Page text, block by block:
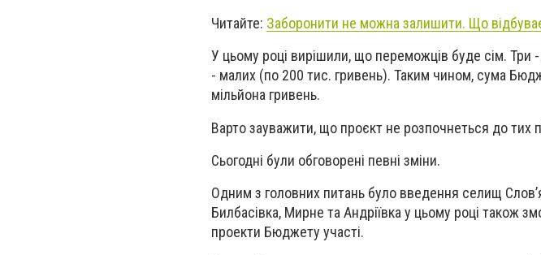
Читайте: Заборонити не можна залишити. Що
У цьому році вирішили, що переможців буде сім. Три
- малих (по 200 тис. гривень). Таким чином, сума
мільйона гривень.
Варто зауважити, що проєкт не розпочнеться до тих
Сьогодні були обговорені певні зміни.
Одним з головних питань було введення селищ
Билбасівка, Мирне та Андріївка у цьому році також
проекти Бюджету участі.